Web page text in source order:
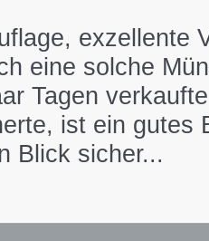
exzellente
eine solche
Tagen
ist ein gutes
Blick sicher...